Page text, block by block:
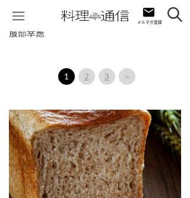
服部幸應
1 2 3 ＞